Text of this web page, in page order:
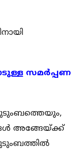
സമര്‍പ്പണ
അങ്ങേയ്ക്ക്